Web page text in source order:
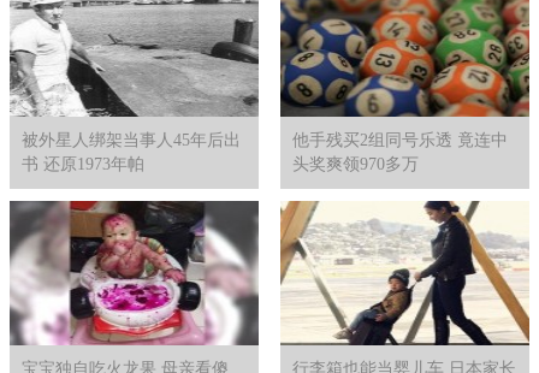
被外星人绑架当事人45年后出
书 还原1973年帕
他手残买2组同号乐透 竟连中
头奖爽领970多万
宝宝独自吃火龙果 母亲看傻 行李箱也能当婴儿车 日本家长